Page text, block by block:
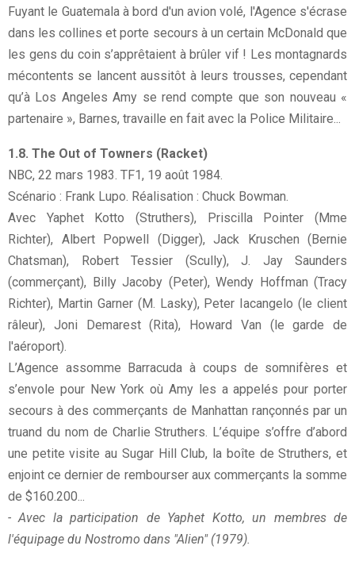
Fuyant le Guatemala à bord d'un avion volé, l'Agence s'écrase
dans les collines et porte secours à un certain McDonald que
les gens du coin s’apprêtaient à brûler vif ! Les montagnards
mécontents se lancent aussitôt à leurs trousses, cependant
qu’à Los Angeles Amy se rend compte que son nouveau «
partenaire », Barnes, travaille en fait avec la Police Militaire...
1.8. The Out of Towners (Racket)
NBC, 22 mars 1983. TF1, 19 août 1984.
Scénario : Frank Lupo. Réalisation : Chuck Bowman.
Avec Yaphet Kotto (Struthers), Priscilla Pointer (Mme
Richter), Albert Popwell (Digger), Jack Kruschen (Bernie
Chatsman), Robert Tessier (Scully), J. Jay Saunders
(commerçant), Billy Jacoby (Peter), Wendy Hoffman (Tracy
Richter), Martin Garner (M. Lasky), Peter Iacangelo (le client
râleur), Joni Demarest (Rita), Howard Van (le garde de
l'aéroport).
L’Agence assomme Barracuda à coups de somnifères et
s’envole pour New York où Amy les a appelés pour porter
secours à des commerçants de Manhattan rançonnés par un
truand du nom de Charlie Struthers. L’équipe s’offre d’abord
une petite visite au Sugar Hill Club, la boîte de Struthers, et
enjoint ce dernier de rembourser aux commerçants la somme
de $160.200...
- Avec la participation de Yaphet Kotto, un membres de
l'équipage du Nostromo dans "Alien" (1979).